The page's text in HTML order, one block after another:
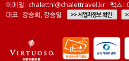
이메일: chalettnl@chalettravel.kr 팩스:
대표: 강승희, 강승일 >> 사업자정보 확인